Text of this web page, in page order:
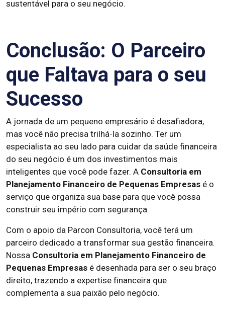
sustentável para o seu negócio.
Conclusão: O Parceiro
que Faltava para o seu
Sucesso
A jornada de um pequeno empresário é desafiadora,
mas você não precisa trilhá-la sozinho. Ter um
especialista ao seu lado para cuidar da saúde financeira
do seu negócio é um dos investimentos mais
inteligentes que você pode fazer. A Consultoria em
Planejamento Financeiro de Pequenas Empresas é o
serviço que organiza sua base para que você possa
construir seu império com segurança.
Com o apoio da Parcon Consultoria, você terá um
parceiro dedicado a transformar sua gestão financeira.
Nossa Consultoria em Planejamento Financeiro de
Pequenas Empresas é desenhada para ser o seu braço
direito, trazendo a expertise financeira que
complementa a sua paixão pelo negócio.